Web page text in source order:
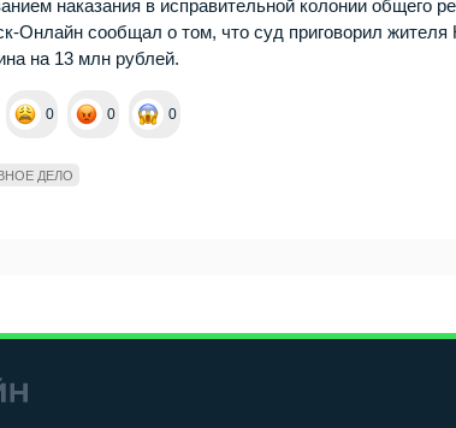
наказания в исправительной колонии общего
Онлайн сообщал о том, что суд приговорил
на 13 млн рублей.
0 0 0
ДЕЛО